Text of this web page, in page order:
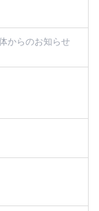
からのお知らせ